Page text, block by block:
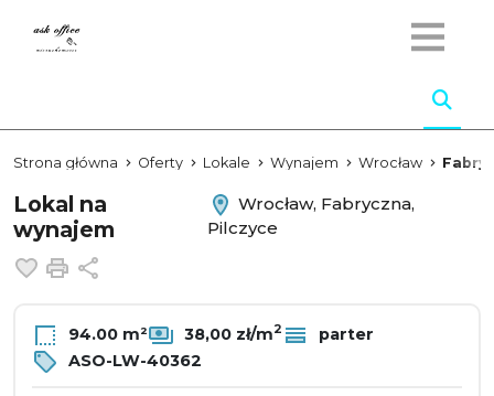
Strona główna Oferty Lokale Wynajem Wrocław
Lokal na
wynajem
Wrocław, Fabryczna,
Pilczyce
Dodaj do ulubionych
Drukuj
94.00 m² 38,00 zł/m2
parter
ASO-LW-40362